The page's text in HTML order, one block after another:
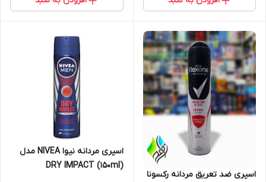
اسپری ضد تعریق مردانه رکسونا
اسپری مردانه نیوا NIVEA مدل
(DRY IMPACT (150ml